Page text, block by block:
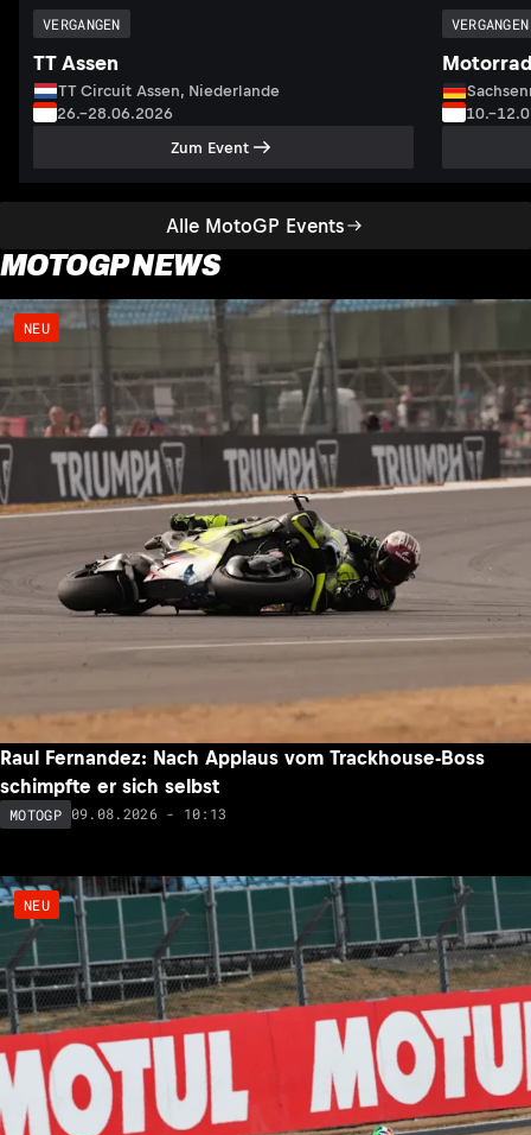
Alle MotoGP Events
VERGANGEN
TT Assen
TT Circuit Assen, Niederlande
26.–28.06.2026
Zum Event
VERGANGEN
MOTOGP NEWS
NEU
Raul Fernandez: Nach Applaus vom Trackhouse-Boss
schimpfte er sich selbst
MOTOGP 09.08.2026 - 10:13
NEU